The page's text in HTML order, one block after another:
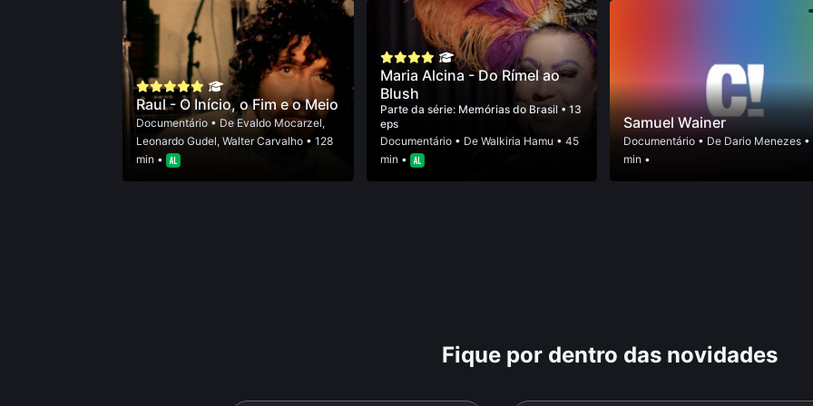
Raul - O Início, o Fim e o Meio
Documentário• De Evaldo Mocarzel,
Leonardo Gudel, Walter Carvalho• 128
min •
Maria Alcina - Do Rímel ao
Blush
Parte da série: Memórias do Brasil• 13
eps
Documentário• De Walkiria Hamu • 45
min •
Samuel Wainer
Documentário • De Dario Menezes
min •
Fique por dentro das novidades